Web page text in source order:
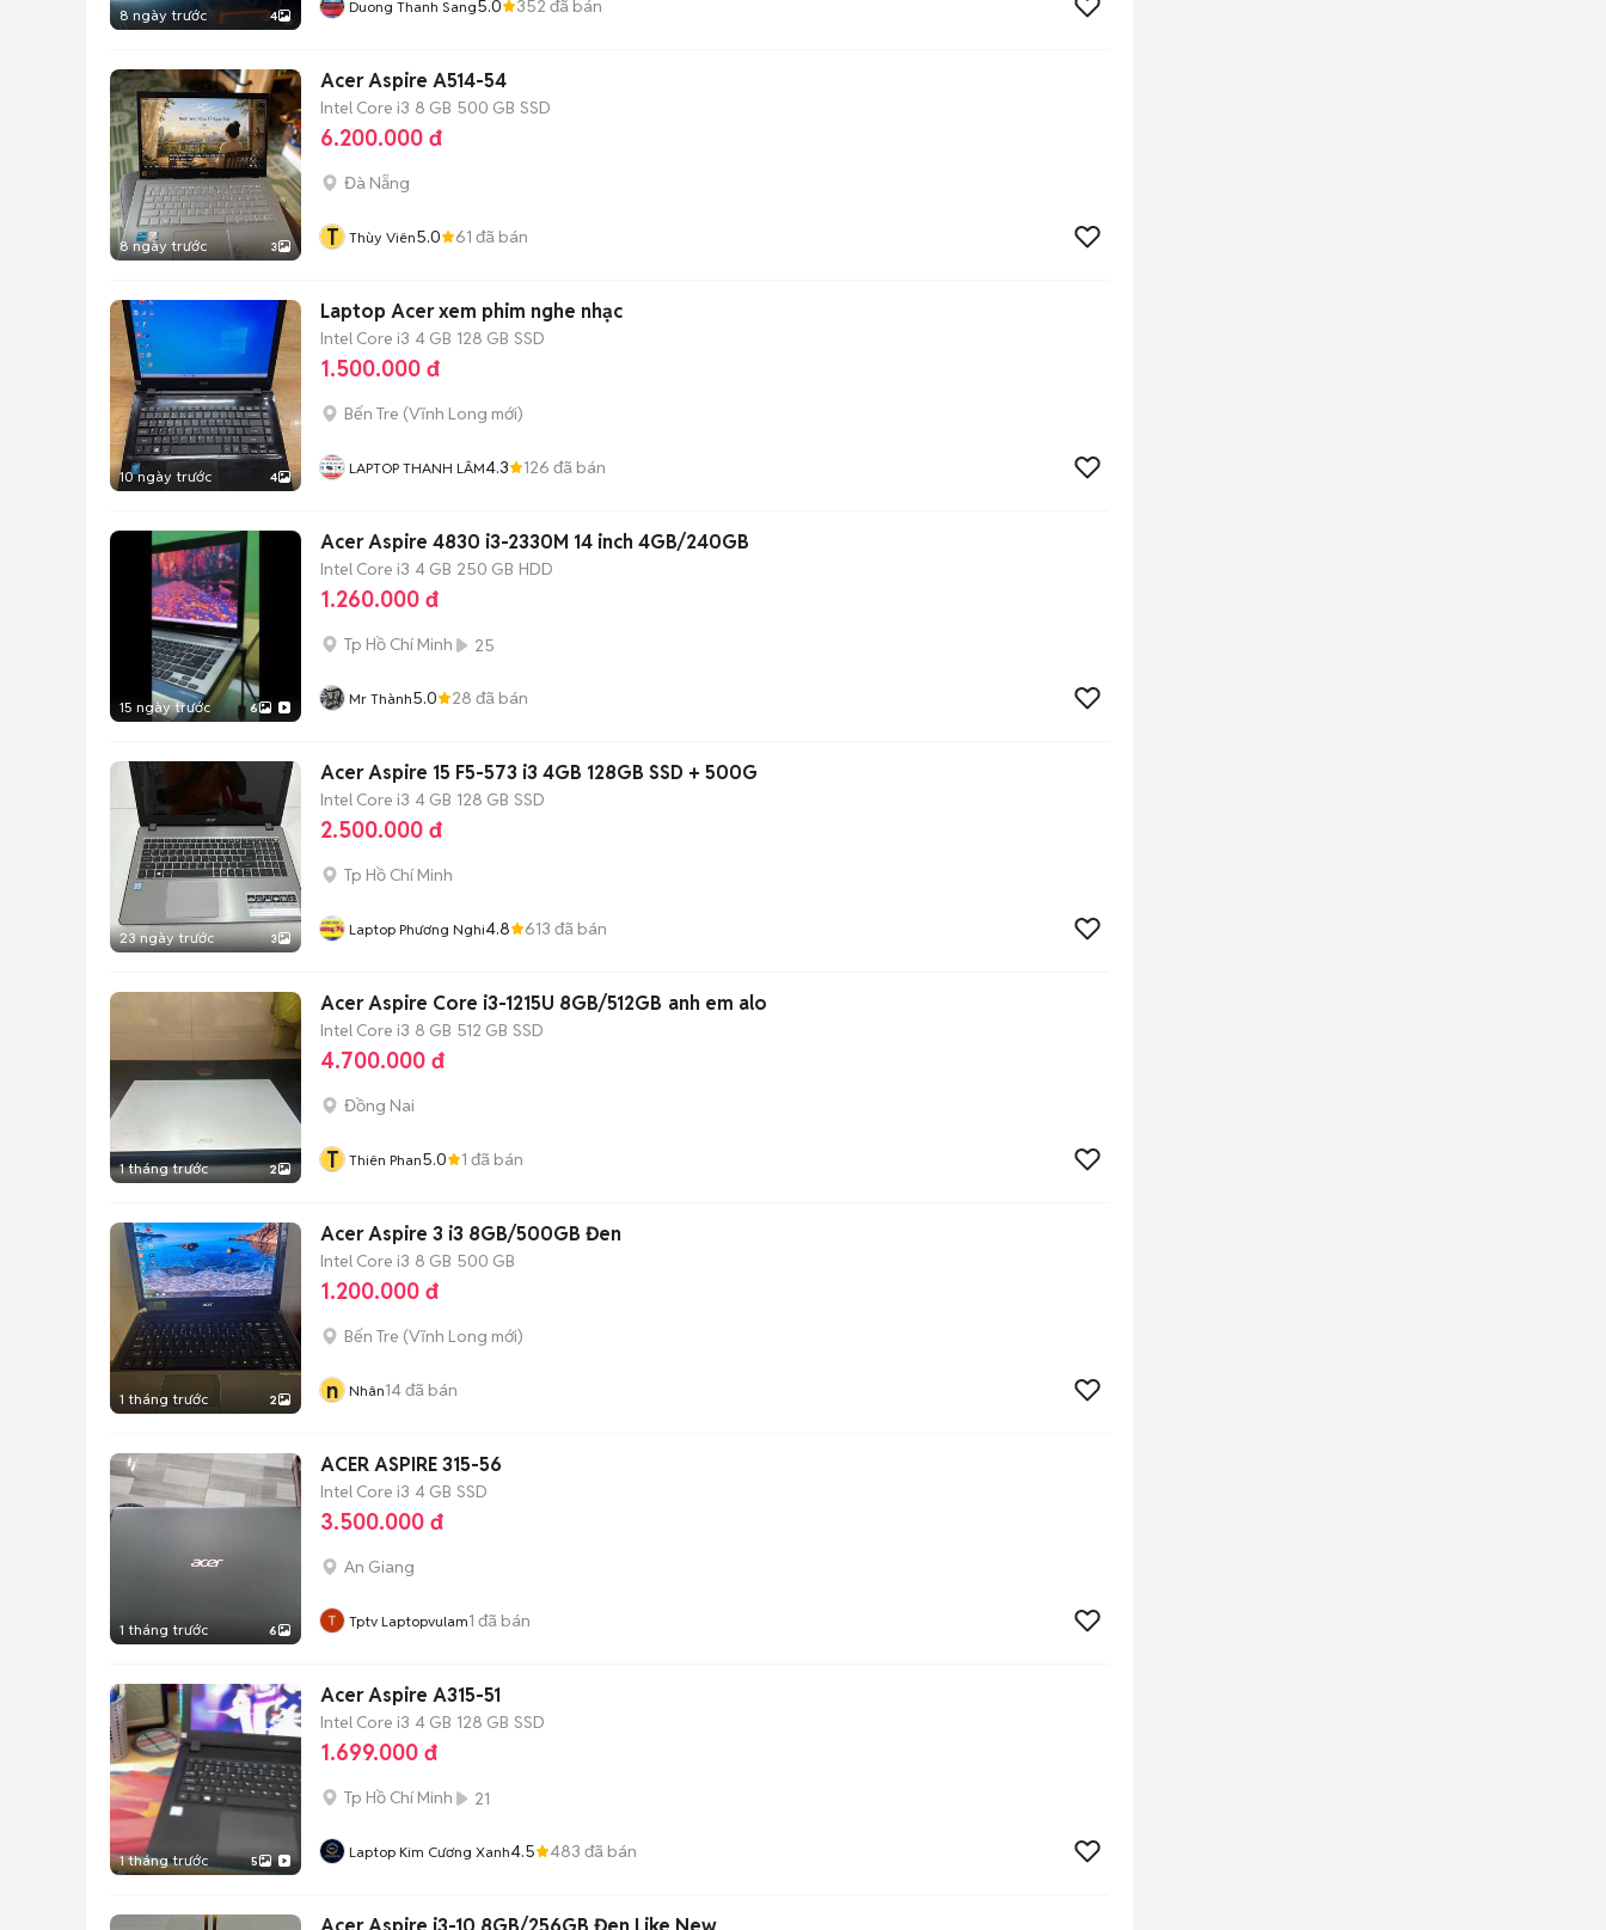
8 ngày trước 4 Duong Thanh Sang5.0 352 đã bán
8 ngày trước 3
Acer Aspire A514-54
Intel Core i3 8 GB 500 GB SSD
6.200.000 đ
Đà Nẵng
T Thùy Viên5.0 61 đã bán
10 ngày trước 4
Laptop Acer xem phim nghe nhạc
Intel Core i3 4 GB 128 GB SSD
1.500.000 đ
Bến Tre (Vĩnh Long mới)
LAPTOP THANH LÂM4.3 126 đã bán
15 ngày trước 6
Acer Aspire 4830 i3-2330M 14 inch 4GB/240GB
Intel Core i3 4 GB 250 GB HDD
1.260.000 đ
Tp Hồ Chí Minh 25
Mr Thành5.0 28 đã bán
23 ngày trước 3
Acer Aspire 15 F5-573 i3 4GB 128GB SSD + 500G
Intel Core i3 4 GB 128 GB SSD
2.500.000 đ
Tp Hồ Chí Minh
Laptop Phương Nghi4.8 613 đã bán
1 tháng trước 2
Acer Aspire Core i3-1215U 8GB/512GB anh em alo
Intel Core i3 8 GB 512 GB SSD
4.700.000 đ
Đồng Nai
T Thiên Phan5.0 1 đã bán
1 tháng trước 2
Acer Aspire 3 i3 8GB/500GB Đen
Intel Core i3 8 GB 500 GB
1.200.000 đ
Bến Tre (Vĩnh Long mới)
n Nhân14đã bán
1 tháng trước 6
ACER ASPIRE 315-56
Intel Core i3 4 GB SSD
3.500.000 đ
An Giang
Tptv Laptopvulam1 đã bán
1 tháng trước 5
Acer Aspire A315-51
Intel Core i3 4 GB 128 GB SSD
1.699.000 đ
Tp Hồ Chí Minh 21
Laptop Kim Cương Xanh4.5 483 đã bán